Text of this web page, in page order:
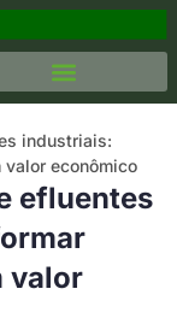
industriais:
econômico
efluentes
valor